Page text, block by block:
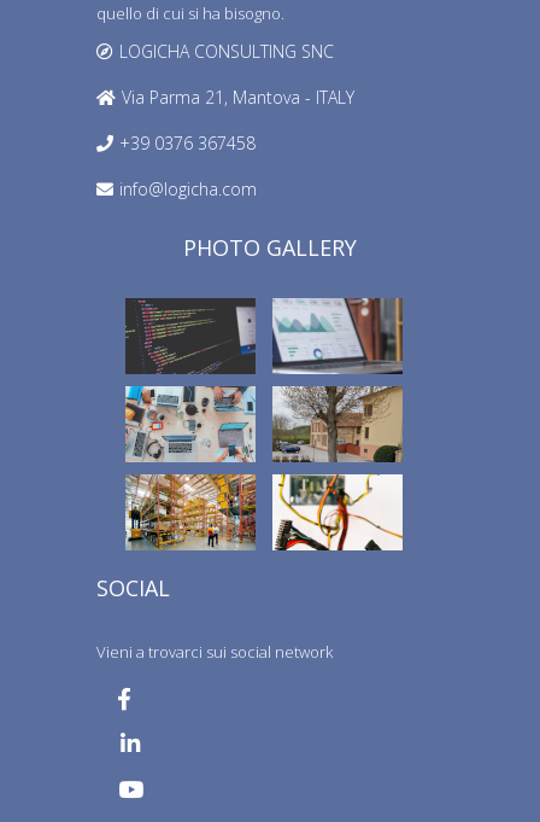
quello di cui si ha bisogno.
LOGICHA CONSULTING SNC
Via Parma 21, Mantova - ITALY
+39 0376 367458
info@logicha.com
PHOTO GALLERY
SOCIAL
Vieni a trovarci sui social network